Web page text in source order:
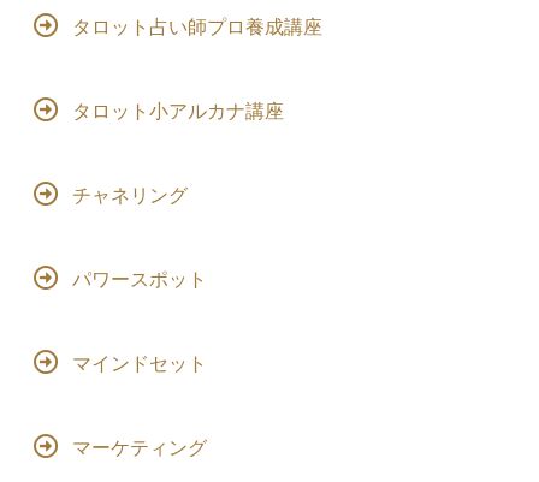
タロット占い師プロ養成講座
タロット小アルカナ講座
チャネリング
パワースポット
マインドセット
マーケティング